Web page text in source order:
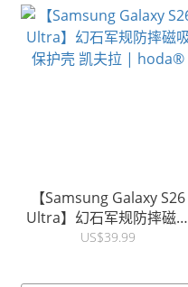
【Samsung Galaxy S26
Ultra】幻石军规防摔磁吸
保护壳 凯夫拉 | hoda®
US$39.99